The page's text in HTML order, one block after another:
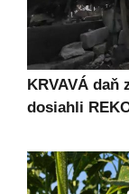
KRVAVÁ
dosiahli